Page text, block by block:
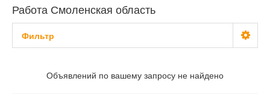
Работа Смоленская область
Фильтр
Не важноОбъявлений по вашему запросу не найдено